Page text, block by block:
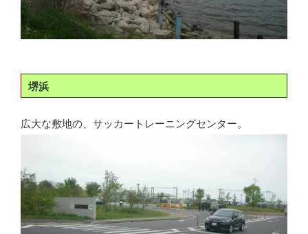
堺浜
広大な敷地の、サッカートレーニングセンター。